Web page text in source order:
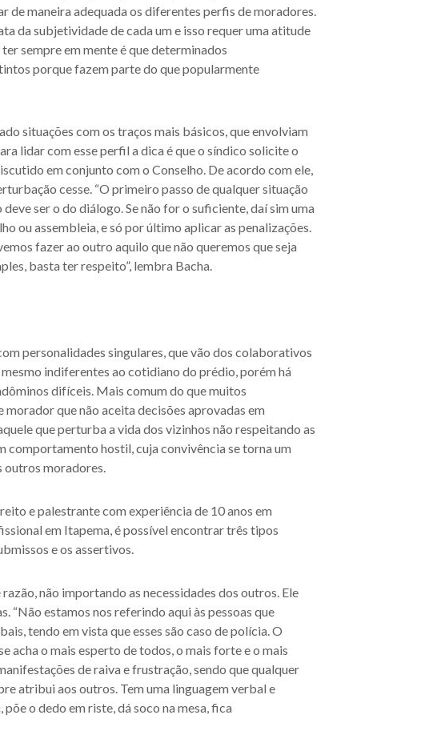
maneira adequada os diferentes perfis de moradores.
da subjetividade de cada um e isso requer uma atitude
sempre em mente é que determinados
porque fazem parte do que popularmente
situações com os traços mais básicos, que envolviam
lidar com esse perfil a dica é que o síndico solicite o
em conjunto com o Conselho. De acordo com ele,
cesse. “O primeiro passo de qualquer situação
ser o do diálogo. Se não for o suficiente, daí sim uma
ou assembleia, e só por último aplicar as penalizações.
fazer ao outro aquilo que não queremos que seja
basta ter respeito”, lembra Bacha.
personalidades singulares, que vão dos colaborativos
indiferentes ao cotidiano do prédio, porém há
difíceis. Mais comum do que muitos
que não aceita decisões aprovadas em
que perturba a vida dos vizinhos não respeitando as
comportamento hostil, cuja convivência se torna um
outros moradores.
e palestrante com experiência de 10 anos em
em Itapema, é possível encontrar três tipos
e os assertivos.
não importando as necessidades dos outros. Ele
“Não estamos nos referindo aqui às pessoas que
tendo em vista que esses são caso de polícia. O
acha o mais esperto de todos, o mais forte e o mais
de raiva e frustração, sendo que qualquer
atribui aos outros. Tem uma linguagem verbal e
o dedo em riste, dá soco na mesa, fica